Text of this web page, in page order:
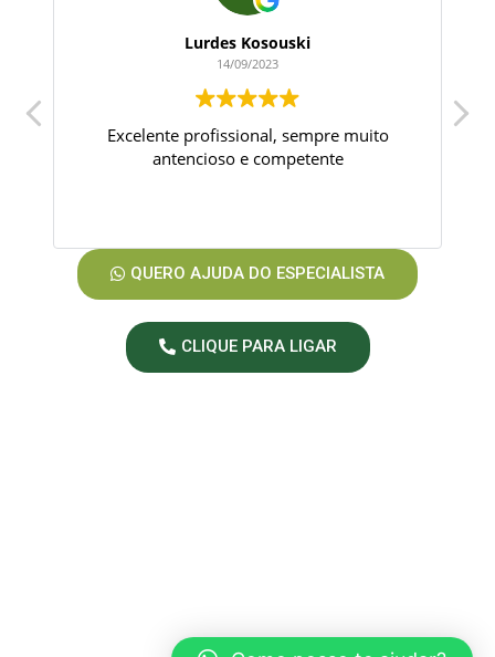
Lurdes Kosouski
14/09/2023
Excelente profissional, sempre muito
antencioso e competente
QUERO AJUDA DO ESPECIALISTA
CLIQUE PARA LIGAR
Todos os Direitos Reservados © 2025 – Desenvolvido por Vê